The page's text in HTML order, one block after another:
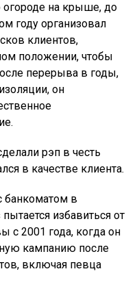
огороде на крыше, до
году организовал
клиентов,
положении, чтобы
перерыва в годы,
он
рэп в честь
в качестве клиента.
банкоматом в
избавиться от
с 2001 года, когда он
кампанию после
включая певца